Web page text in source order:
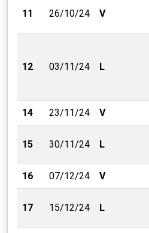
11 26/10/24 V
12 03/11/24 L
14 23/11/24 V
15 30/11/24 L
16 07/12/24 V
17 15/12/24 L